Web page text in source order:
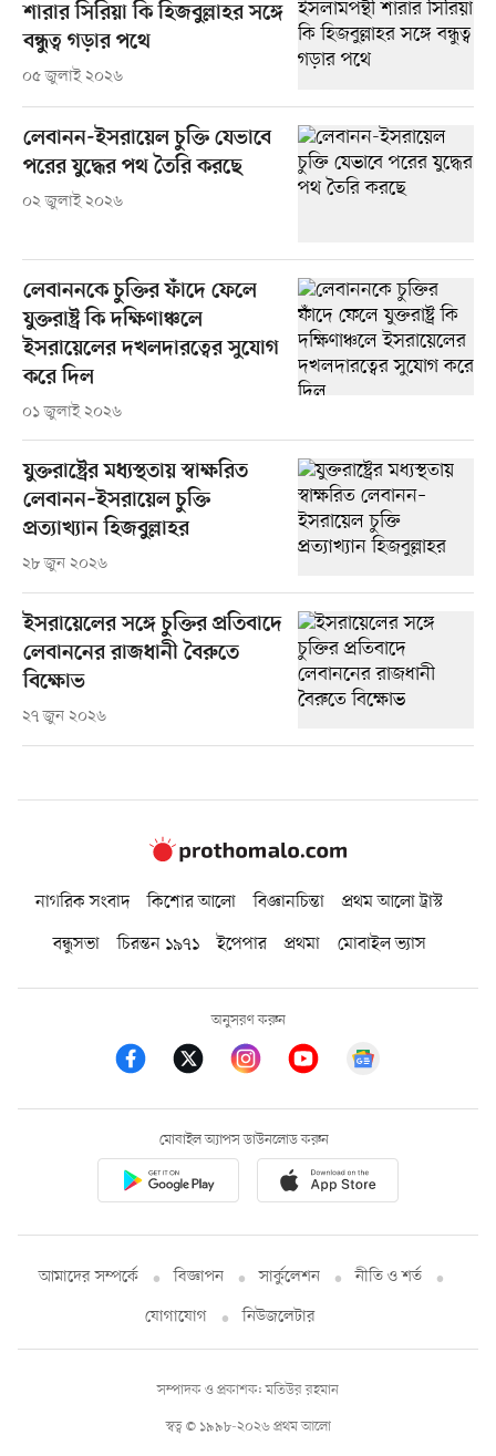
শারার সিরিয়া কি হিজবুল্লাহর সঙ্গে
বন্ধুত্ব গড়ার পথে
০৫ জুলাই ২০২৬
লেবানন-ইসরায়েল চুক্তি যেভাবে
পরের যুদ্ধের পথ তৈরি করছে
০২ জুলাই ২০২৬
লেবাননকে চুক্তির ফাঁদে ফেলে
যুক্তরাষ্ট্র কি দক্ষিণাঞ্চলে
ইসরায়েলের দখলদারত্বের সুযোগ
করে দিল
০১ জুলাই ২০২৬
যুক্তরাষ্ট্রের মধ্যস্থতায় স্বাক্ষরিত
লেবানন–ইসরায়েল চুক্তি
প্রত্যাখ্যান হিজবুল্লাহর
২৮ জুন ২০২৬
ইসরায়েলের সঙ্গে চুক্তির প্রতিবাদে
লেবাননের রাজধানী বৈরুতে
বিক্ষোভ
২৭ জুন ২০২৬
নাগরিক সংবাদ কিশোর আলো বিজ্ঞানচিন্তা
প্রথম আলো ট্রাস্ট
বন্ধুসভা
চিরন্তন ১৯৭১ ইপেপার প্রথমা মোবাইল ভ্যাস
অনুসরণ করুন
মোবাইল অ্যাপস ডাউনলোড করুন
আমাদের সম্পর্কে বিজ্ঞাপন সার্কুলেশন
নীতি ও শর্ত
যোগাযোগ
নিউজলেটার
স্বত্ব © ১৯৯৮-২০২৬ প্রথম আলো
সম্পাদক ও প্রকাশক: মতিউর রহমান